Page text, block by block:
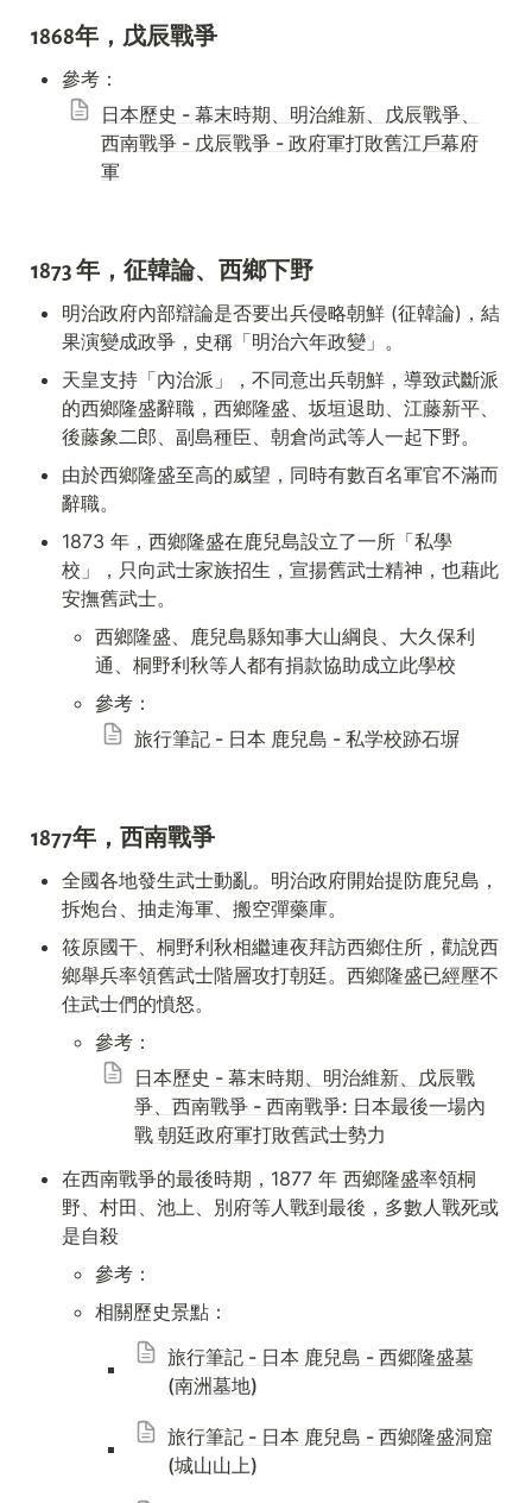
1868年，戊辰戰爭
參考：
日本歷史 - 幕末時期、明治維新、戊辰戰爭、
西南戰爭 - 戊辰戰爭 - 政府軍打敗舊江戶幕府
軍
1873 年，征韓論、西鄉下野
明治政府內部辯論是否要出兵侵略朝鮮 (征韓論)，結
果演變成政爭，史稱「明治六年政變」。
天皇支持「內治派」，不同意出兵朝鮮，導致武斷派
的西鄉隆盛辭職，西鄉隆盛、坂垣退助、江藤新平、
後藤象二郎、副島種臣、朝倉尚武等人一起下野。
由於西鄉隆盛至高的威望，同時有數百名軍官不滿而
辭職。
1873 年，西鄉隆盛在鹿兒島設立了一所「私學
校」，只向武士家族招生，宣揚舊武士精神，也藉此
安撫舊武士。
西鄉隆盛、鹿兒島縣知事大山綱良、大久保利
通、桐野利秋等人都有捐款協助成立此學校
參考：
旅行筆記 - 日本 鹿兒島 - 私学校跡石塀
1877年，西南戰爭
全國各地發生武士動亂。明治政府開始提防鹿兒島，
拆炮台、抽走海軍、搬空彈藥庫。
筱原國干、桐野利秋相繼連夜拜訪西鄉住所，勸說西
鄉舉兵率領舊武士階層攻打朝廷。西鄉隆盛已經壓不
住武士們的憤怒。
參考：
日本歷史 - 幕末時期、明治維新、戊辰戰
爭、西南戰爭 - 西南戰爭: 日本最後一場內
戰 朝廷政府軍打敗舊武士勢力
在西南戰爭的最後時期，1877 年 西鄉隆盛率領桐
野、村田、池上、別府等人戰到最後，多數人戰死或
是自殺
參考：
相關歷史景點：
旅行筆記 - 日本 鹿兒島 - 西郷隆盛墓
(南洲墓地)
旅行筆記 - 日本 鹿兒島 - 西鄉隆盛洞窟
(城山山上)